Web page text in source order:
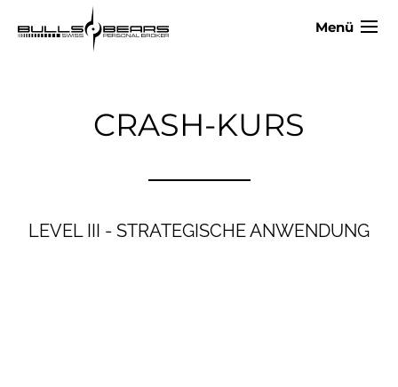
Menü
CRASH-KURS
LEVEL III - STRATEGISCHE ANWENDUNG